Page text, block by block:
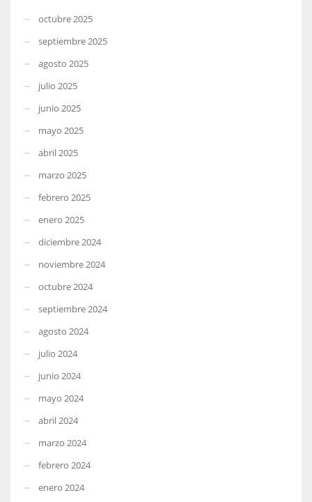
octubre 2025
septiembre 2025
agosto 2025
julio 2025
junio 2025
mayo 2025
abril 2025
marzo 2025
febrero 2025
enero 2025
diciembre 2024
noviembre 2024
octubre 2024
septiembre 2024
agosto 2024
julio 2024
junio 2024
mayo 2024
abril 2024
marzo 2024
febrero 2024
enero 2024